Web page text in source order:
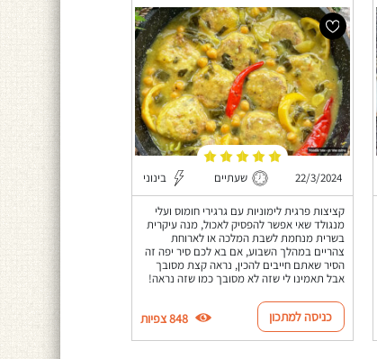
22/3/2024 שעתיים בינוני
קציצות פרגית לימוניות עם גרגירי חומוס ועלי
מנגולד שאי אפשר להפסיק לאכול, מנה עיקרית
בשרית מנחמת לשבת המלכה או לארוחת
צהריים במהלך השבוע, אם בא לכם סיר יפה זה
הסיר שאתם חייבים להכין, נראה קצת מסובך
אבל תאמינו לי שזה לא מסובך כמו שזה נראה!
כניסה למתכון 848 צפיות